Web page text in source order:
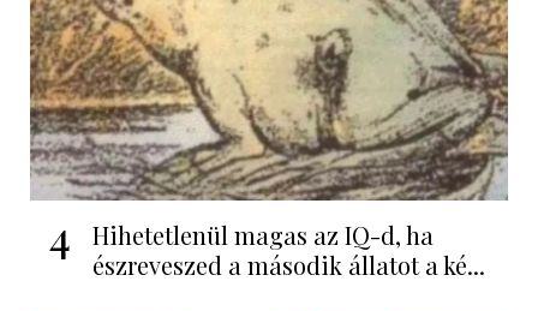
4
Hihetetlenül magas az IQ-d, ha
észreveszed a második állatot a ké...